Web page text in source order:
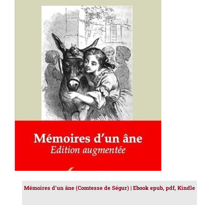
AJOUTER AU PANIER / DÉTAILS
Mémoires d’un âne (Comtesse de Ségur) | Ebook epub, pdf, Kindle